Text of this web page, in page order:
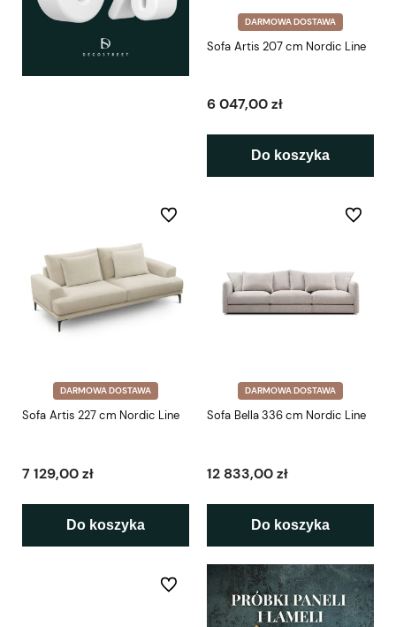
DARMOWA DOSTAWA
Sofa Artis 207 cm Nordic Line
6 047,00 zł
Do koszyka
DARMOWA DOSTAWA
Sofa Artis 227 cm Nordic Line
7 129,00 zł
Do koszyka
Do ulubionych
DARMOWA DOSTAWA
Sofa Bella 336 cm Nordic Line
12 833,00 zł
Do koszyka
Do
Do ulubionych